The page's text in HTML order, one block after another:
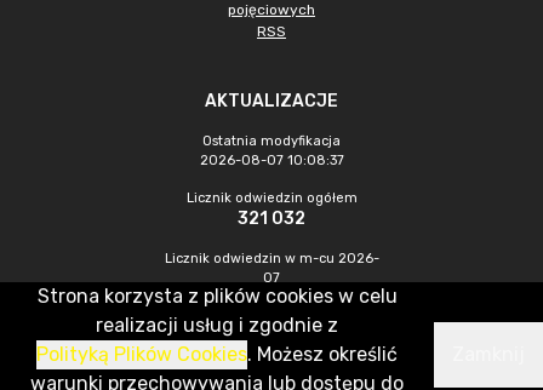
pojęciowych
RSS
AKTUALIZACJE
Ostatnia modyfikacja
2026-08-07 10:08:37
Licznik odwiedzin ogółem
321 032
Licznik odwiedzin w m-cu 2026-
07
1 091
CMS & Hosting: Nefeni Sp. z o.o.
Strona korzysta z plików cookies w celu
realizacji usług i zgodnie z
Polityką Plików Cookies. Możesz określić
warunki przechowywania lub dostępu do